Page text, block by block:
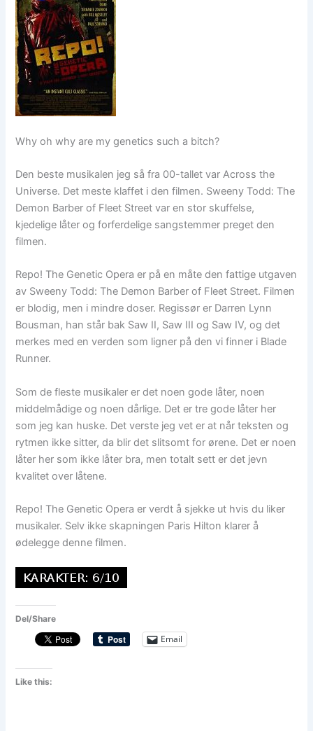
Why oh why are my genetics such a bitch?
Den beste musikalen jeg så fra 00-tallet var Across the
Universe. Det meste klaffet i den filmen. Sweeny Todd: The
Demon Barber of Fleet Street var en stor skuffelse,
kjedelige låter og forferdelige sangstemmer preget den
filmen.
Repo! The Genetic Opera er på en måte den fattige utgaven
av Sweeny Todd: The Demon Barber of Fleet Street. Filmen
er blodig, men i mindre doser. Regissør er Darren Lynn
Bousman, han står bak Saw II, Saw III og Saw IV, og det
merkes med en verden som ligner på den vi finner i Blade
Runner.
Som de fleste musikaler er det noen gode låter, noen
middelmådige og noen dårlige. Det er tre gode låter her
som jeg kan huske. Det verste jeg vet er at når teksten og
rytmen ikke sitter, da blir det slitsomt for ørene. Det er noen
låter her som ikke låter bra, men totalt sett er det jevn
kvalitet over låtene.
Repo! The Genetic Opera er verdt å sjekke ut hvis du liker
musikaler. Selv ikke skapningen Paris Hilton klarer å
ødelegge denne filmen.
Del/Share
Email
Like this: